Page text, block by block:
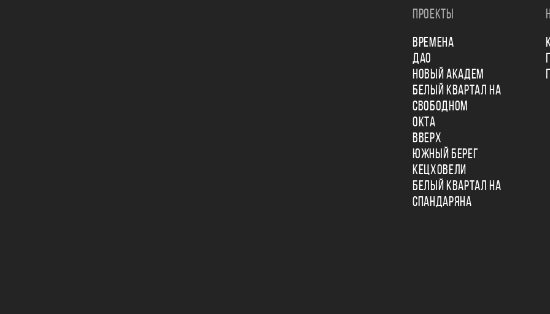
ПРОЕКТЫ
ВРЕМЕНА
ДАО
НОВЫЙ АКАДЕМ
БЕЛЫЙ КВАРТАЛ НА
СВОБОДНОМ
ОКТА
ВВЕРХ
ЮЖНЫЙ БЕРЕГ
КЕЦХОВЕЛИ
БЕЛЫЙ КВАРТАЛ НА
СПАНДАРЯНА